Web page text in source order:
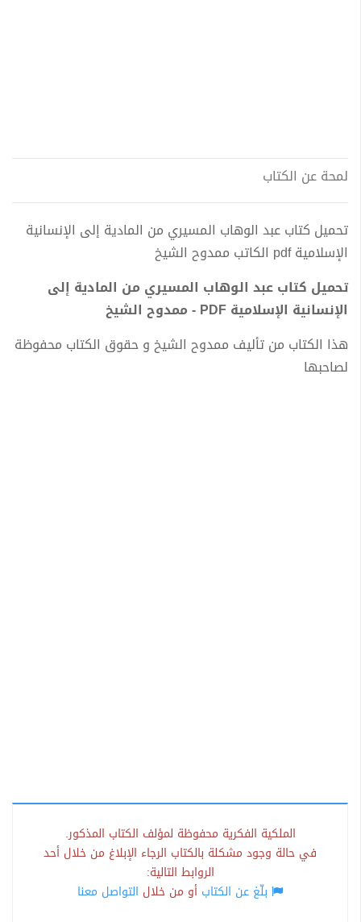
لمحة عن الكتاب
تحميل كتاب عبد الوهاب المسيري من المادية إلى الإنسانية
الإسلامية pdf الكاتب ممدوح الشيخ
تحميل كتاب عبد الوهاب المسيري من المادية إلى
الإنسانية الإسلامية PDF - ممدوح الشيخ
هذا الكتاب من تأليف ممدوح الشيخ و حقوق الكتاب محفوظة
لصاحبها
الملكية الفكرية محفوظة لمؤلف الكتاب المذكور.
في حالة وجود مشكلة بالكتاب الرجاء الإبلاغ من خلال أحد
الروابط التالية:
بلّغ عن الكتاب أو من خلال التواصل معنا